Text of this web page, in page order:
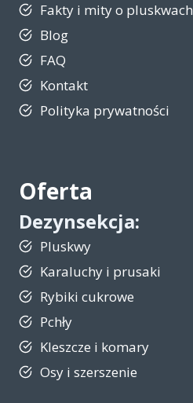
Fakty i mity o pluskwach
Blog
FAQ
Kontakt
Polityka prywatności
Oferta
Dezynsekcja:
Pluskwy
Karaluchy i prusaki
Rybiki cukrowe
Pchły
Kleszcze i komary
Osy i szerszenie